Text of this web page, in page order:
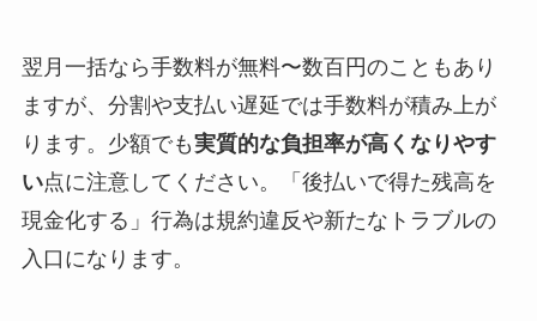
翌月一括なら手数料が無料〜数百円のこともあり
ますが、分割や支払い遅延では手数料が積み上が
ります。少額でも実質的な負担率が高くなりやす
い点に注意してください。「後払いで得た残高を
現金化する」行為は規約違反や新たなトラブルの
入口になります。